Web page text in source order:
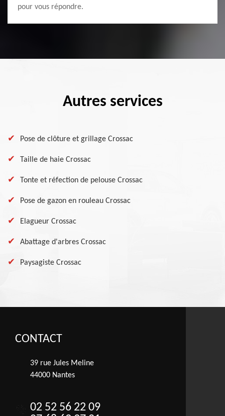
pour vous répondre.
Autres services
Pose de clôture et grillage Crossac
Taille de haie Crossac
Tonte et réfection de pelouse Crossac
Pose de gazon en rouleau Crossac
Elagueur Crossac
Abattage d'arbres Crossac
Paysagiste Crossac
CONTACT
39 rue Jules Meline
44000 Nantes
02 52 56 22 09